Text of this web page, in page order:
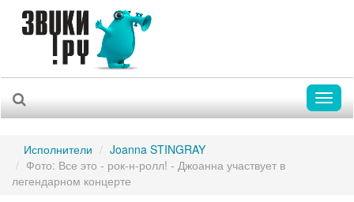
Исполнители
Joanna STINGRAY
Фото: Все это - рок-н-ролл! - Джоанна участвует в
легендарном концерте